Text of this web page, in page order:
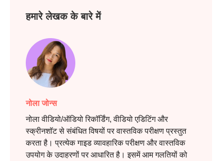
हमारे लेखक के बारे में
नोला जोन्स
नोला वीडियो/ऑडियो रिकॉर्डिंग, वीडियो एडिटिंग और
स्क्रीनशॉट से संबंधित विषयों पर वास्तविक परीक्षण प्रस्तुत
करता है। प्रत्येक गाइड व्यावहारिक परीक्षण और वास्तविक
उपयोग के उदाहरणों पर आधारित है। इसमें आम गलतियों को